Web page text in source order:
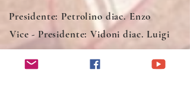
Presidente: Petrolino diac. Enzo
Vice - Presidente: Vidoni diac. Luigi